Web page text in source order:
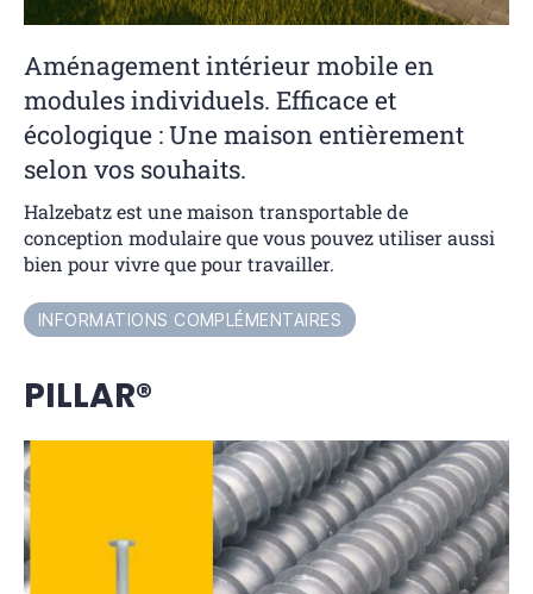
Aménagement intérieur mobile en
modules individuels. Efficace et
écologique : Une maison entièrement
selon vos souhaits.
Halzebatz est une maison transportable de
conception modulaire que vous pouvez utiliser aussi
bien pour vivre que pour travailler.
INFORMATIONS COMPLÉMENTAIRES
PILLAR®